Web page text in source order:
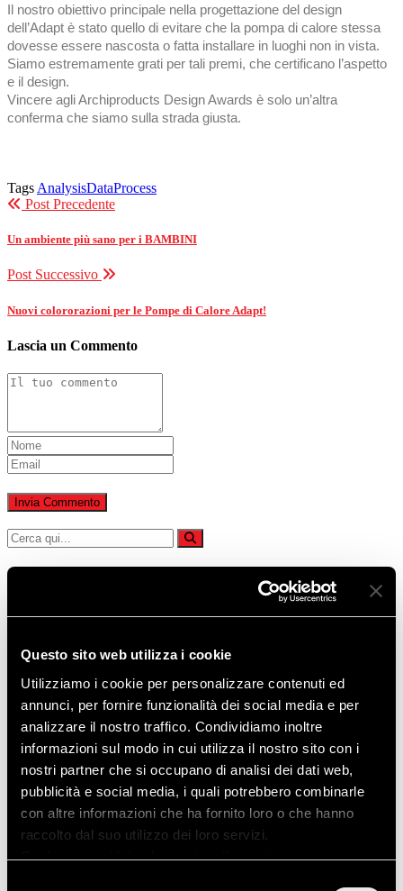
Questo sito web utilizza i cookie
Utilizziamo i cookie per personalizzare contenuti ed
annunci, per fornire funzionalità dei social media e per
analizzare il nostro traffico. Condividiamo inoltre
informazioni sul modo in cui utilizza il nostro sito con i
nostri partner che si occupano di analisi dei dati web,
pubblicità e social media, i quali potrebbero combinarle
con altre informazioni che ha fornito loro o che hanno
raccolto dal suo utilizzo dei loro servizi.
Qualora non si intenda prestare il proprio consenso
Il nostro obiettivo principale nella progettazione del design
dell’Adapt è stato quello di evitare che la pompa di calore stessa
dovesse essere nascosta o fatta installare in luoghi non in vista.
Siamo estremamente grati per tali premi, che certificano l’aspetto
e il design.
Vincere agli Archiproducts Design Awards è solo un’altra
conferma che siamo sulla strada giusta.
Tags AnalysisDataProcess
Post Precedente
Un ambiente più sano per i BAMBINI
Post Successivo
Nuovi colororazioni per le Pompe di Calore Adapt!
Lascia un Commento
Invia Commento
Articoli recenti
Controllo Remoto Kronoterm (Cloud)
Nuovi colororazioni per le Pompe di Calore Adapt!
PREMIO “MIGLIOR DESIGN ARCHITETTONICO”
Commenti recenti
sam su
Pompe di Calore per ACS per ristoranti, palestre,
strutture ricettive, bar, palazzine, e molto altro
rosannasuPompe di Calore per ACS per ristoranti, palestre,
strutture ricettive, bar, palazzine, e molto altro
Marco su
CASE HISTORY: 200mq di casa anni 80′
riscaldata con pompa di Calore geotermica ad asse orizzontale
da 15kW